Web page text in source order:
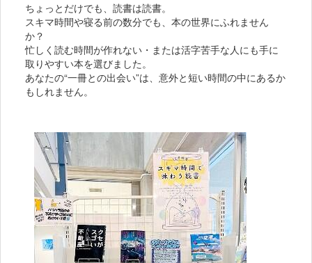
ちょっとだけでも、読書は読書。
スキマ時間や寝る前の数分でも、本の世界にふれません
か？
忙しく読む時間が作れない・または活字苦手な人にも手に
取りやすい本を選びました。
あなたの“一冊との出会い”は、意外と短い時間の中にあるか
もしれません。